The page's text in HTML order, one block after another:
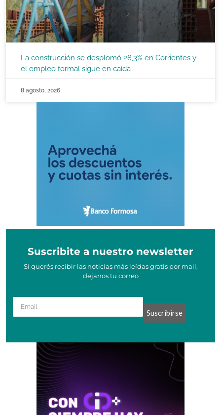
La construcción se desplomó 28,3% en Corrientes y
el empleo formal sigue en caída
8 agosto, 2026
Suscribite a nuestro newsletter
Si querés recibir las noticias más leídas gratis por mail,
dejanos tu correo
Suscribirse